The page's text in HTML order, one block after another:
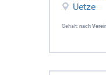
Uetze
Gehalt: nach